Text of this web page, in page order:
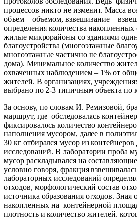
процессов никто не изменит. Масса
объем – объемом, взвешивание –
определения количества накопленных
жилые микрорайоны со зданиями
благоустройства (многоэтажные
многоэтажные частично не
дома). Минимальное количество
охваченных наблюдением – 1% от
жителей. В организациях,
выбрано по 2-3 типичным объекта по
За основу, по словам И. Ремизовой,
маршрут, где обследовалась
фиксировалось количество
наполнения мусором, далее в
30 кг отбирался мусор из
исследований. В лаборатории проба
мусор раскладывался на
условно говоря, фракция
лабораторных исследований
отходов, морфологический состав
источника образования отходов. Зная
накопленных на контейнерной
плотность и количество жителей,